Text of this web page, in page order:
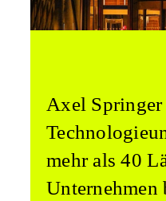
Axel
mehr als 40
Unternehmen